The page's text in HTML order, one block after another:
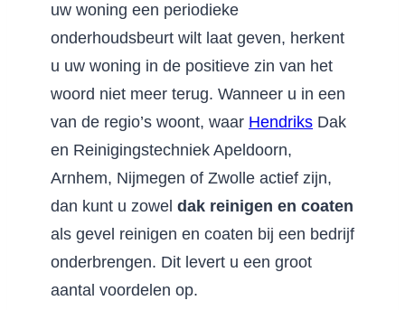
uw woning een periodieke
onderhoudsbeurt wilt laat geven, herkent
u uw woning in de positieve zin van het
woord niet meer terug. Wanneer u in een
van de regio’s woont, waar Hendriks Dak
en Reinigingstechniek Apeldoorn,
Arnhem, Nijmegen of Zwolle actief zijn,
dan kunt u zowel dak reinigen en coaten
als gevel reinigen en coaten bij een bedrijf
onderbrengen. Dit levert u een groot
aantal voordelen op.